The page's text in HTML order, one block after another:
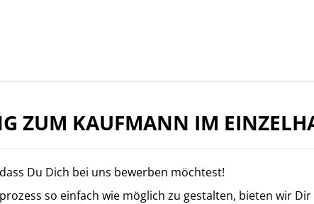
ZUM KAUFMANN IM
Du Dich bei uns bewerben möchtest!
so einfach wie möglich zu gestalten, bieten wir